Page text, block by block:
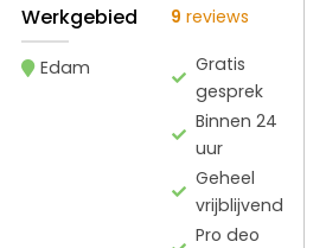
Werkgebied
Edam
9 reviews
Gratis
gesprek
Binnen 24
uur
Geheel
vrijblijvend
Pro deo